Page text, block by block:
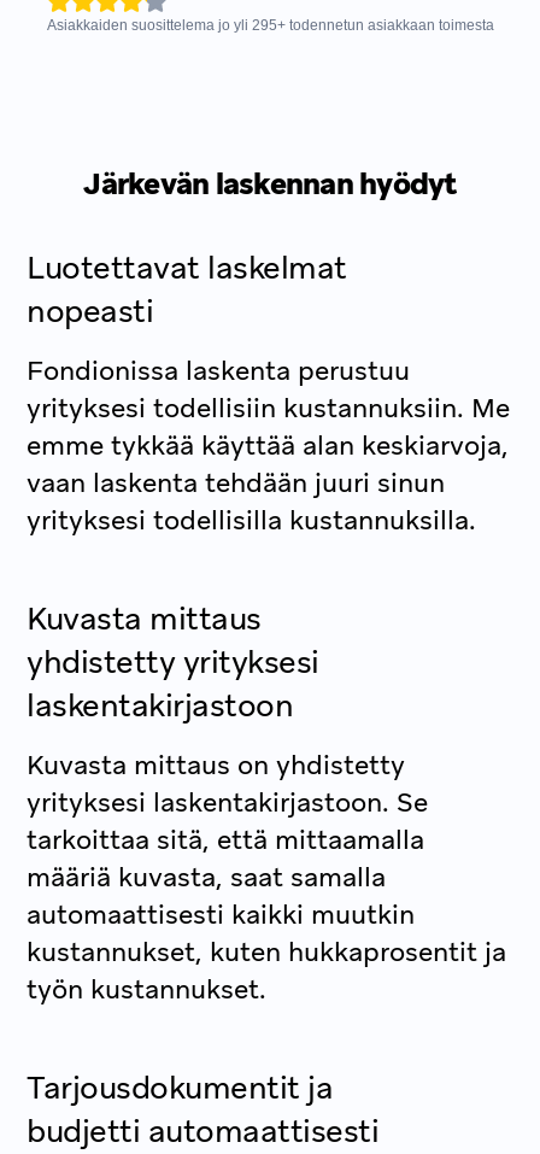
Asiakkaiden suosittelema jo yli 295+ todennetun asiakkaan toimesta
Järkevän laskennan hyödyt
Luotettavat laskelmat
nopeasti
Fondionissa laskenta perustuu
yrityksesi todellisiin kustannuksiin. Me
emme tykkää käyttää alan keskiarvoja,
vaan laskenta tehdään juuri sinun
yrityksesi todellisilla kustannuksilla.
Kuvasta mittaus
yhdistetty yrityksesi
laskentakirjastoon
Kuvasta mittaus on yhdistetty
yrityksesi laskentakirjastoon. Se
tarkoittaa sitä, että mittaamalla
määriä kuvasta, saat samalla
automaattisesti kaikki muutkin
kustannukset, kuten hukkaprosentit ja
työn kustannukset.
Tarjousdokumentit ja
budjetti automaattisesti